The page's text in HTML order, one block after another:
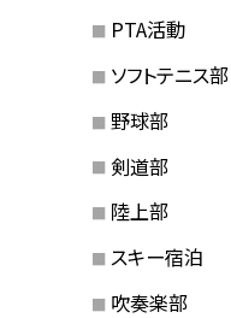
PTA活動
ソフトテニス部
野球部
剣道部
陸上部
スキー宿泊
吹奏楽部